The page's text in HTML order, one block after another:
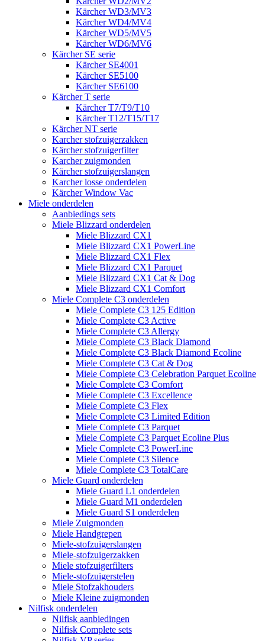
Kärcher WD3/MV3
Kärcher WD4/MV4
Kärcher WD5/MV5
Kärcher WD6/MV6
Kärcher SE serie
Kärcher SE4001
Kärcher SE5100
Kärcher SE6100
Kärcher T serie
Kärcher T7/T9/T10
Kärcher T12/T15/T17
Kärcher NT serie
Karcher stofzuigerzakken
Kärcher stofzuigerfilter
Karcher zuigmonden
Kärcher stofzuigerslangen
Karcher losse onderdelen
Kärcher Window Vac
Miele onderdelen
Aanbiedings sets
Miele Blizzard onderdelen
Miele Blizzard CX1
Miele Blizzard CX1 PowerLine
Miele Blizzard CX1 Flex
Miele Blizzard CX1 Parquet
Miele Blizzard CX1 Cat & Dog
Miele Blizzard CX1 Comfort
Miele Complete C3 onderdelen
Miele Complete C3 125 Edition
Miele Complete C3 Active
Miele Complete C3 Allergy
Miele Complete C3 Black Diamond
Miele Complete C3 Black Diamond Ecoline
Miele Complete C3 Cat & Dog
Miele Complete C3 Celebration Parquet Ecoline​
Miele Complete C3 Comfort
Miele Complete C3 Excellence
Miele Complete C3 Flex
Miele Complete C3 Limited Edition
Miele Complete C3 Parquet
Miele Complete C3 Parquet Ecoline Plus
Miele Complete C3 PowerLine
Miele Complete C3 Silence
Miele Complete C3 TotalCare
Miele Guard onderdelen
Miele Guard L1 onderdelen
Miele Guard M1 onderdelen
Miele Guard S1 onderdelen
Miele Zuigmonden
Miele Handgrepen
Miele-stofzuigerslangen
Miele-stofzuigerzakken
Miele stofzuigerfilters
Miele-stofzuigerstelen
Miele Stofzakhouders
Miele Kleine zuigmonden
Nilfisk onderdelen
Nilfisk aanbiedingen
Nilfisk Complete sets